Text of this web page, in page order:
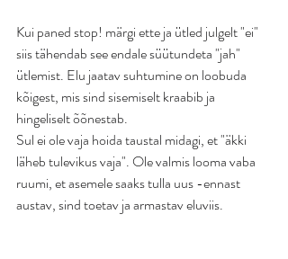
Kui paned stop! märgi ette ja ütled julgelt "ei"
siis tähendab see endale süütundeta "jah"
ütlemist. Elu jaatav suhtumine on loobuda
kõigest, mis sind sisemiselt kraabib ja
hingeliselt õõnestab.
Sul ei ole vaja hoida taustal midagi, et "äkki
läheb tulevikus vaja". Ole valmis looma vaba
ruumi, et asemele saaks tulla uus -ennast
austav, sind toetav ja armastav eluviis.